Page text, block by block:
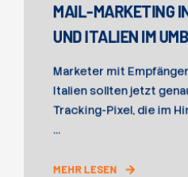
MAIL-MARKETING
UND ITALIEN IM
Marketer mit
Italien sollten jetzt
Tracking-Pixel, die im
...
MEHR LESEN